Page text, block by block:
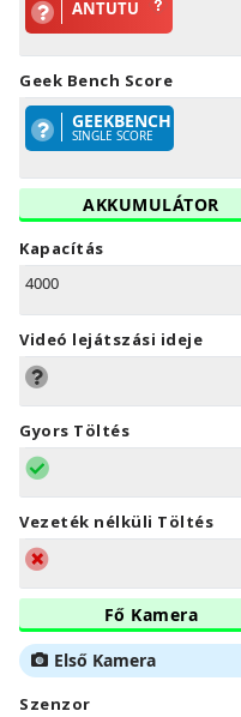
ANTUTU
Geek Bench Score
GEEKBENCH
SINGLE SCORE
AKKUMULÁTOR
Kapacítás
4000
Videó lejátszási ideje
Gyors Töltés
Vezeték nélküli Töltés
Fő Kamera
Első Kamera
Szenzor